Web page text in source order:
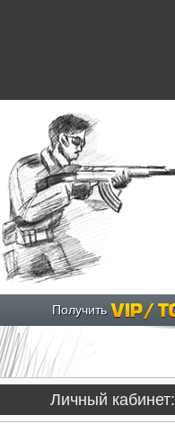
Получить
Личный кабинет: